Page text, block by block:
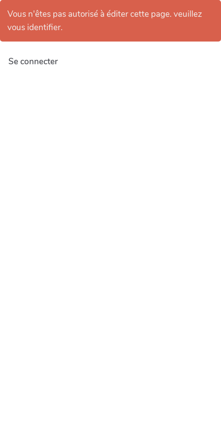
Vous n'êtes pas autorisé à éditer cette page. veuillez
vous identifier.
Se connecter